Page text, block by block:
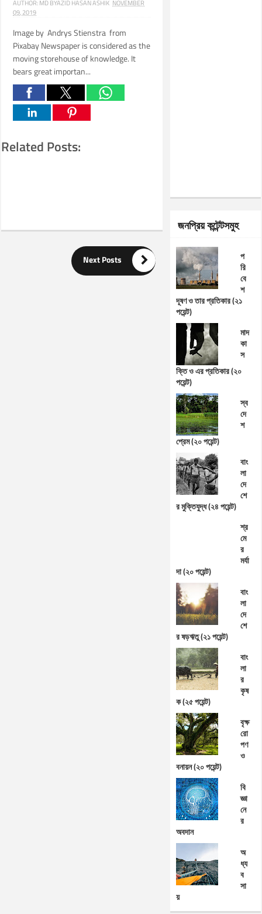
AUTHOR:MD BYAZID HASAN ASHIK NOVEMBER
09, 2019
Image by Andrys Stienstra from
Pixabay Newspaper is considered as the
moving storehouse of knowledge. It
bears great importan...
Related Posts:
Next Posts 
জনপ্রিয় কন্টেন্টসমুহ
প
রি
বে
শ
দূষণ ও তার প্রতিকার (২১
পয়েন্ট)
মাদ
কা
স
ক্তি ও এর প্রতিকার (২০
পয়েন্ট)
স্ব
দে
শ
প্রেম (২০ পয়েন্ট)
বাং
লা
দে
শে
র মুক্তিযুদ্ধ (২৪ পয়েন্ট)
শ্র
মে
র
মর্যা
দা (২০ পয়েন্ট)
বাং
লা
দে
শে
র ষড়ঋতু (২১ পয়েন্ট)
বাং
লা
র
কৃষ
ক (২৫ পয়েন্ট)
বৃক্ষ
রো
পণ
ও
বনায়ন (২০ পয়েন্ট)
বি
জ্ঞা
নে
র
অবদান
অ
ধ্য
ব
সা
য়